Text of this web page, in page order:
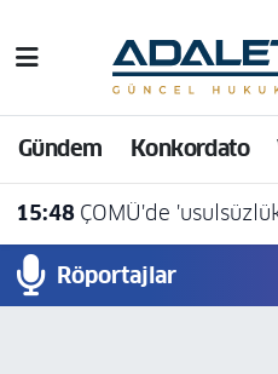
Gündem Konkordato
15:48 ÇOMÜ'de 'usulsüzlük'
Röportajlar
Hava Durumu
Trafik Durumu
Süper Lig Puan
Tüm Manşetler